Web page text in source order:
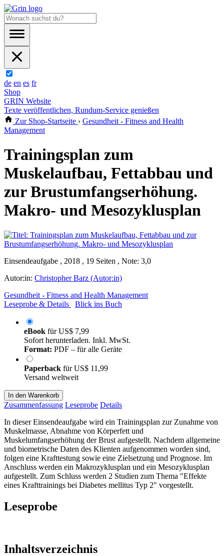
de en es fr
Shop
GRIN Website
Texte veröffentlichen, Rundum-Service genießen
Zur Shop-Startseite › Gesundheit - Fitness and Health
Management
Trainingsplan zum
Muskelaufbau, Fettabbau und
zur Brustumfangserhöhung.
Makro- und Mesozyklusplan
Einsendeaufgabe , 2018 , 19 Seiten , Note: 3,0
Autor:in: Christopher Barz (Autor:in)
Gesundheit - Fitness and Health Management
Leseprobe & Details
Blick ins Buch
eBook fürUS$ 7,99
Sofort herunterladen. Inkl. MwSt.
Format: PDF – für alle Geräte
Paperback fürUS$ 11,99
Versand weltweit
In den Warenkorb
Zusammenfassung Leseprobe Details
In dieser Einsendeaufgabe wird ein Trainingsplan zur Zunahme von
Muskelmasse, Abnahme von Körperfett und
Muskelumfangserhöhung der Brust aufgestellt. Nachdem allgemeine
und biometrische Daten des Klienten aufgenommen worden sind,
folgen eine Krafttestung sowie eine Zielsetzung und Prognose. Im
Anschluss werden ein Makrozyklusplan und ein Mesozyklusplan
aufgestellt. Zum Schluss werden 2 Studien zum Thema "Effekte
eines Krafttrainings bei Diabetes mellitus Typ 2" vorgestellt.
Leseprobe
Inhaltsverzeichnis